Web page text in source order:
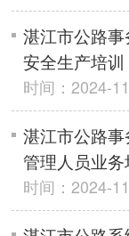
湛江市公路
安全生产培训
时间：2024-
湛江市公路
管理人员业务
时间：2024-